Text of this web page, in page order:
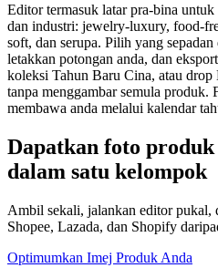
Editor termasuk latar pra-bina
dan industri: jewelry-luxury, food-
soft, dan serupa. Pilih yang
letakkan potongan anda, dan
koleksi Tahun Baru Cina, atau
tanpa menggambar semula produk.
membawa anda melalui kalendar
Dapatkan foto produk
dalam satu kelompok
Ambil sekali, jalankan editor pukal,
Shopee, Lazada, dan Shopify
Optimumkan Imej Produk Anda